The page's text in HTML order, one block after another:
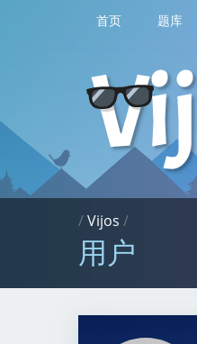
首页 题库
/Vijos /
用户